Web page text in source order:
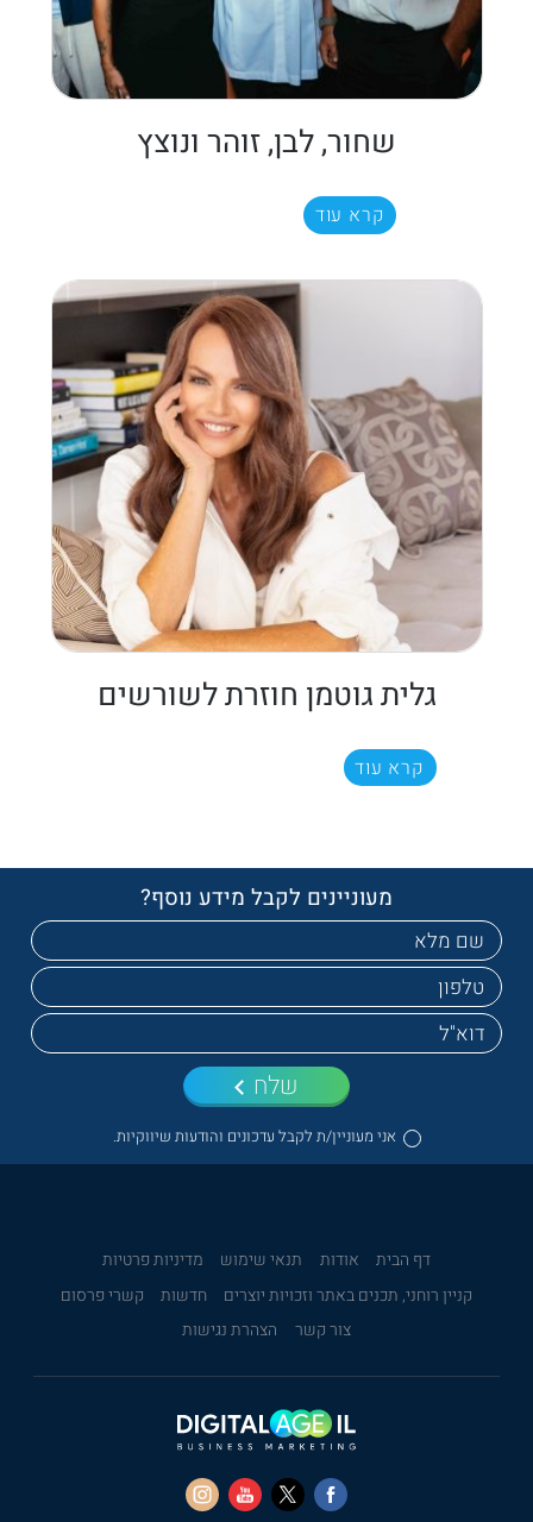
שחור, לבן, זוהר ונוצץ
קרא עוד
גלית גוטמן חוזרת לשורשים
קרא עוד
מעוניינים לקבל מידע נוסף?
אני מעוניין/ת לקבל עדכונים והודעות שיווקיות.
שלח
דף הבית אודות תנאי שימוש
מדיניות פרטיות
קניין רוחני, תכנים באתר וזכויות יוצרים
חדשות
קשרי פרסום
צור קשר
הצהרת נגישות